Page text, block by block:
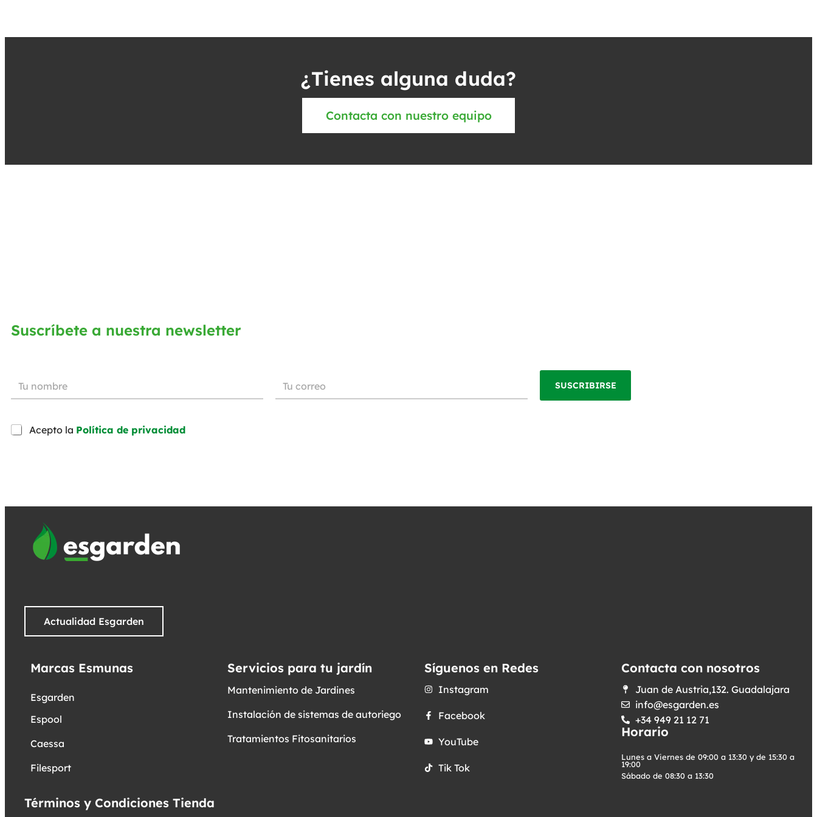
¿Tienes alguna duda?
Contacta con nuestro equipo
Suscríbete a nuestra newsletter
Acepto la Política de privacidad
SUSCRIBIRSE
Actualidad Esgarden
Marcas Esmunas
Esgarden
Espool
Caessa
Filesport
Servicios para tu jardín
Mantenimiento de Jardines
Instalación de sistemas de autoriego
Tratamientos Fitosanitarios
Síguenos en Redes
Instagram
Facebook
YouTube
Tik Tok
Contacta con nosotros
Juan de Austria,132. Guadalajara
info@esgarden.es
+34 949 21 12 71
Horario
Lunes a Viernes de 09:00 a 13:30 y de 15:30 a
19:00
Sábado de 08:30 a 13:30
Términos y Condiciones Tienda